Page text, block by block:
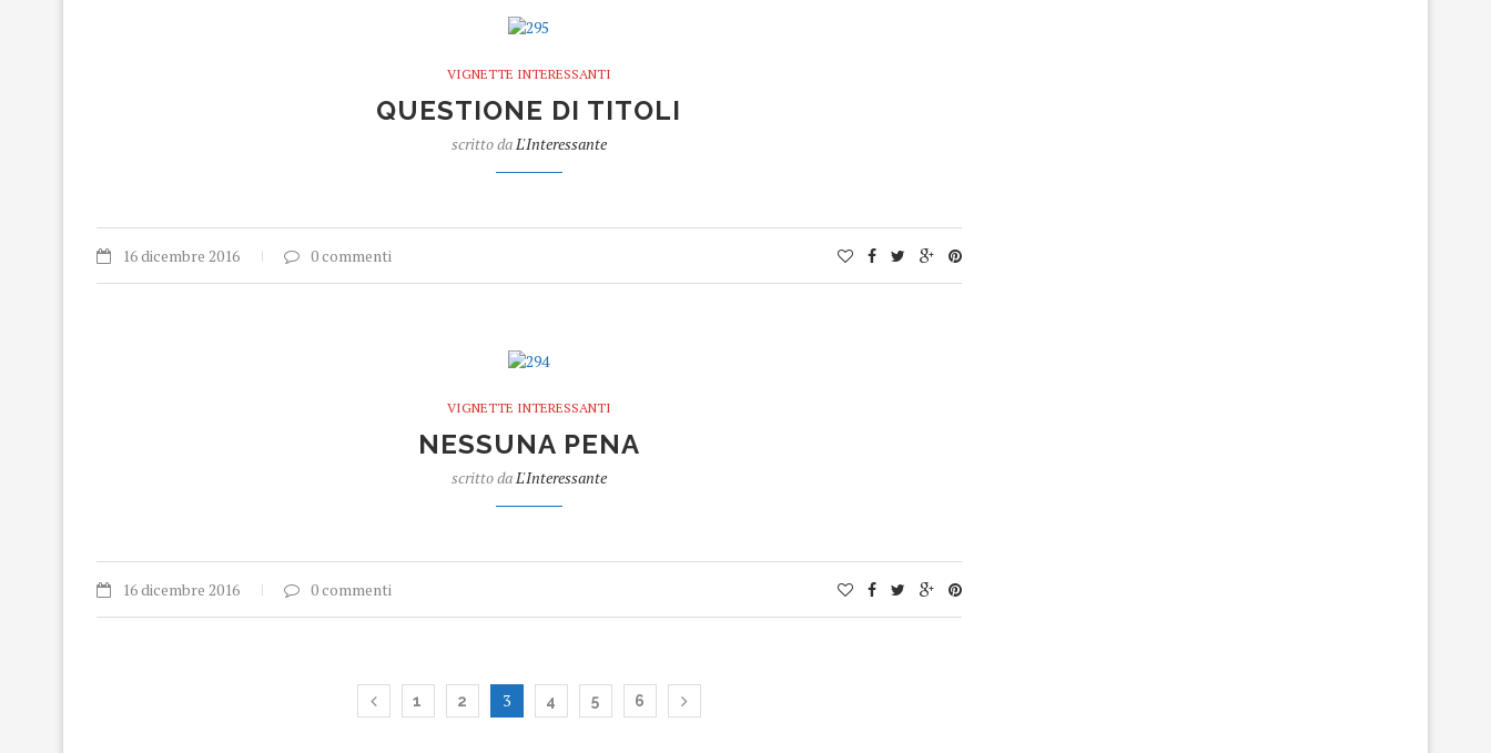
VIGNETTE INTERESSANTI
QUESTIONE DI TITOLI
scritto daL'Interessante
16 dicembre 2016 0 commenti
VIGNETTE INTERESSANTI
NESSUNA PENA
scritto daL'Interessante
16 dicembre 2016 0 commenti
1 2 3 4 5 6